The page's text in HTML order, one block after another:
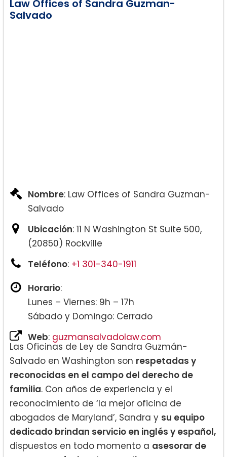
Law Offices of Sandra Guzman-
Salvado
Nombre: Law Offices of Sandra Guzman-
Salvado
Ubicación: 11 N Washington St Suite 500,
(20850) Rockville
Teléfono: +1 301-340-1911
Horario:
Lunes – Viernes: 9h – 17h
Sábado y Domingo: Cerrado
Web: guzmansalvadolaw.com
Las Oficinas de Ley de Sandra Guzmán-
Salvado en Washington son respetadas y
reconocidas en el campo del derecho de
familia. Con años de experiencia y el
reconocimiento de ‘la mejor oficina de
abogados de Maryland’, Sandra y su equipo
dedicado brindan servicio en inglés y español,
dispuestos en todo momento a asesorar de